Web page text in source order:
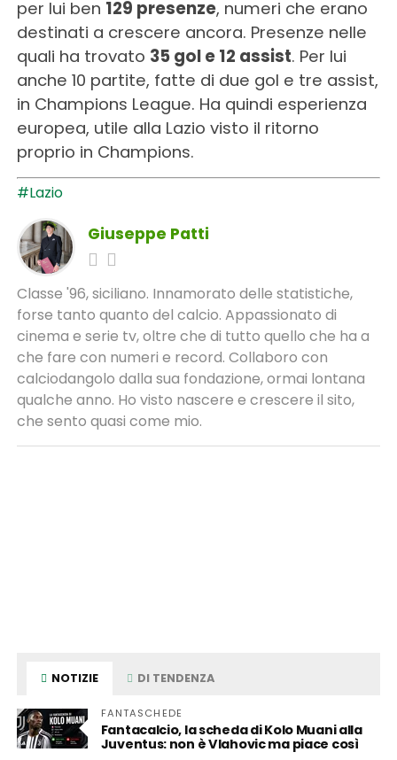
per lui ben 129 presenze, numeri che erano
destinati a crescere ancora. Presenze nelle
quali ha trovato 35 gol e 12 assist. Per lui
anche 10 partite, fatte di due gol e tre assist,
in Champions League. Ha quindi esperienza
europea, utile alla Lazio visto il ritorno
proprio in Champions.
#Lazio
Giuseppe Patti
Classe '96, siciliano. Innamorato delle statistiche,
forse tanto quanto del calcio. Appassionato di
cinema e serie tv, oltre che di tutto quello che ha a
che fare con numeri e record. Collaboro con
calciodangolo dalla sua fondazione, ormai lontana
qualche anno. Ho visto nascere e crescere il sito,
che sento quasi come mio.
NOTIZIE DI TENDENZA
FANTASCHEDE
Fantacalcio, la scheda di Kolo Muani alla
Juventus: non è Vlahovic ma piace così